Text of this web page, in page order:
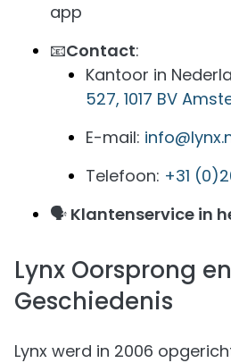
app
📧Contact:
Kantoor in
527, 1017 BV
E-mail:
Telefoon: +31
🗣️ Klantenservice in
Lynx Oorsprong en
Geschiedenis
Lynx werd in 2006